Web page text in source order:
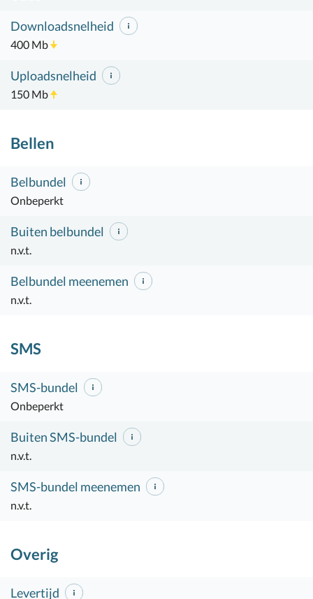
Downloadsnelheid
400 Mb
Uploadsnelheid
150 Mb
Bellen
Belbundel
Onbeperkt
Buiten belbundel
n.v.t.
Belbundel meenemen
n.v.t.
SMS
SMS-bundel
Onbeperkt
Buiten SMS-bundel
n.v.t.
SMS-bundel meenemen
n.v.t.
Overig
Levertijd